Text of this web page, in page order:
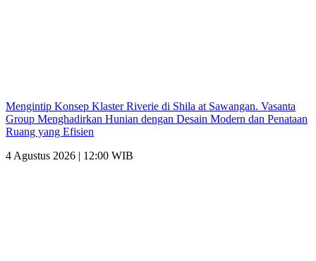
Mengintip Konsep Klaster Riverie di Shila at Sawangan. Vasanta
Group Menghadirkan Hunian dengan Desain Modern dan Penataan
Ruang yang Efisien
4 Agustus 2026 | 12:00 WIB